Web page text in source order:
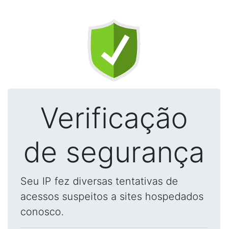
Verificação
de segurança
Seu IP fez diversas tentativas de
acessos suspeitos a sites hospedados
conosco.